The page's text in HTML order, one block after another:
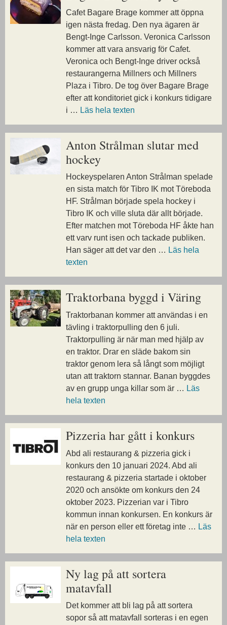
Cafet Bagare Brage kommer att öppna
igen nästa fredag. Den nya ägaren är
Bengt-Inge Carlsson. Veronica Carlsson
kommer att vara ansvarig för Cafet.
Veronica och Bengt-Inge driver också
restaurangerna Millners och Millners
Plaza i Tibro. De tog över Bagare Brage
efter att konditoriet gick i konkurs tidigare
i … Läs hela texten
Anton Strålman slutar med
hockey
Hockeyspelaren Anton Strålman spelade
en sista match för Tibro IK mot Töreboda
HF. Strålman började spela hockey i
Tibro IK och ville sluta där allt började.
Efter matchen mot Töreboda HF åkte han
ett varv runt isen och tackade publiken.
Han säger att det var den … Läs hela
texten
Traktorbana byggd i Väring
Traktorbanan kommer att användas i en
tävling i traktorpulling den 6 juli.
Traktorpulling är när man med hjälp av
en traktor. Drar en släde bakom sin
traktor genom lera så långt som möjligt
utan att traktorn stannar. Banan byggdes
av en grupp unga killar som är … Läs
hela texten
Pizzeria har gått i konkurs
Abd ali restaurang & pizzeria gick i
konkurs den 10 januari 2024. Abd ali
restaurang & pizzeria startade i oktober
2020 och ansökte om konkurs den 24
oktober 2023. Pizzerian var i Tibro
kommun innan konkursen. En konkurs är
när en person eller ett företag inte … Läs
hela texten
Ny lag på att sortera
matavfall
Det kommer att bli lag på att sortera
sopor så att matavfall sorteras i en egen